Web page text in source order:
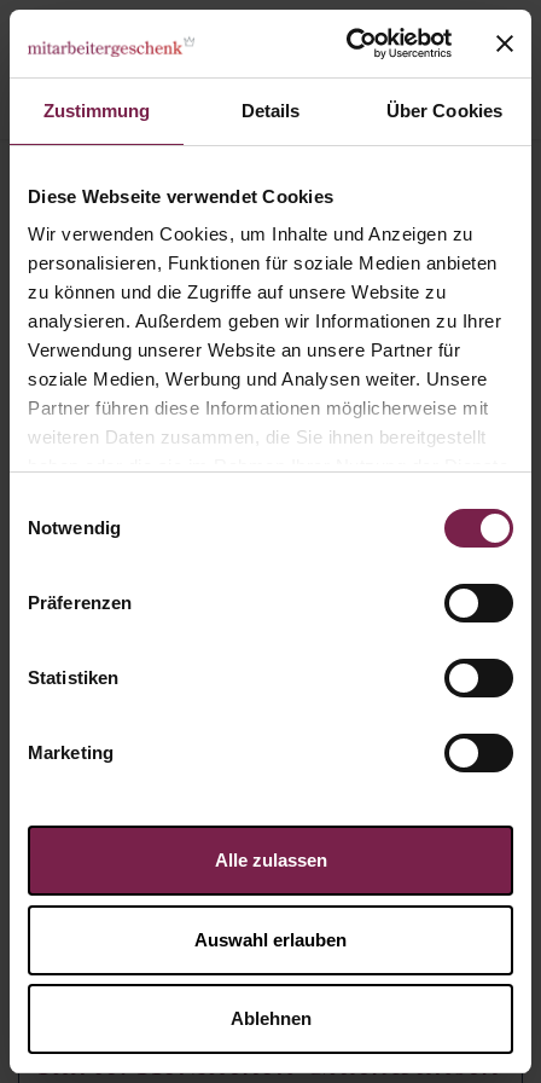
Zustimmung Details Über Cookies
Diese Webseite verwendet Cookies
Wir verwenden Cookies, um Inhalte und Anzeigen zu
personalisieren, Funktionen für soziale Medien anbieten
zu können und die Zugriffe auf unsere Website zu
analysieren. Außerdem geben wir Informationen zu Ihrer
Verwendung unserer Website an unsere Partner für
soziale Medien, Werbung und Analysen weiter. Unsere
Partner führen diese Informationen möglicherweise mit
weiteren Daten zusammen, die Sie ihnen bereitgestellt
Notwendig
Präferenzen
Statistiken
Marketing
Alle zulassen
Auswahl erlauben
Ablehnen
Karte: Herzlichen Glückwunsch